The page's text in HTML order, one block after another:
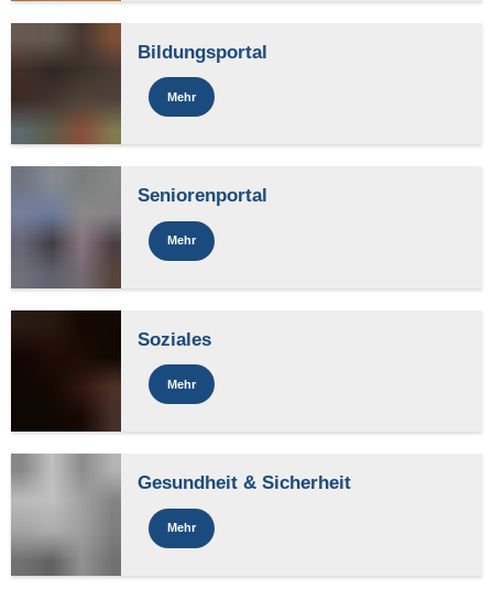
Bildungsportal
Mehr
Seniorenportal
Mehr
Soziales
Mehr
Gesundheit & Sicherheit
Mehr